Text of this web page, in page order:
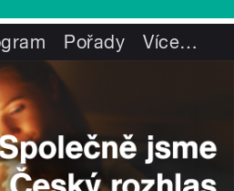
Pořady Více…